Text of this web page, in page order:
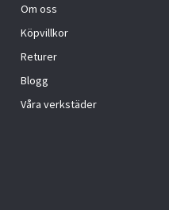
Om oss
Köpvillkor
Returer
Blogg
Våra verkstäder